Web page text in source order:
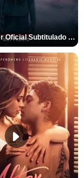
Primer Tráiler Oficial Subtitulado de 'La Noche Del Demonio: Están Entre Nosotros'